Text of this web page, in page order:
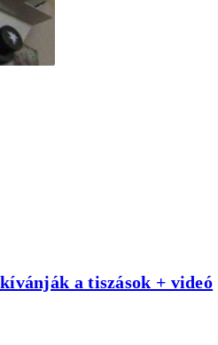
a tiszások + videó